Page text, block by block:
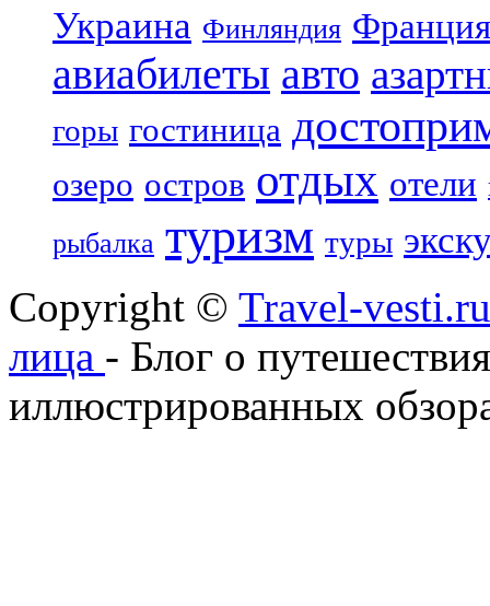
Украина Финляндия Франция
авиабилеты авто
горы гостиница
озеро остров отдых отели
рыбалка туризм туры
Copyright © Travel-
лица - Блог о
иллюстрированных